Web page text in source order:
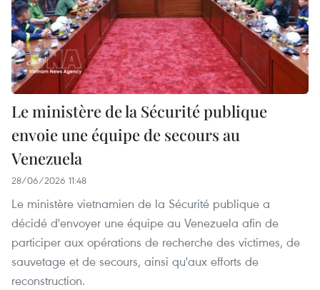
Le ministère de la Sécurité publique
envoie une équipe de secours au
Venezuela
28/06/2026 11:48
Le ministère vietnamien de la Sécurité publique a
décidé d'envoyer une équipe au Venezuela afin de
participer aux opérations de recherche des victimes, de
sauvetage et de secours, ainsi qu'aux efforts de
reconstruction.